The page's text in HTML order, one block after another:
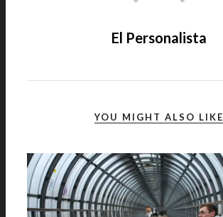
El Personalista
YOU MIGHT ALSO LIKE